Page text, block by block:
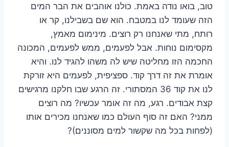
טוב, בואו נודה באמת. כולנו אוהבים את הבר המים
הזה שעומד לנו במטבח. הוא שם בשבילנו, קר או
רותח, מתי שאנחנו רק רוצים. מינימום מאמץ,
מקסימום נוחות. אבל לפעמים, ממש לפעמים, המכונה
החכמה הזו מחליטה שיש לה משהו להגיד לנו. והיא
אומרת את זה דרך קוד. ספציפית, לפעמים היא זורקת
לנו את קוד 36 המסתורי. זה הרגע שבו חלקנו מרגישים
קצת אבודים. רגע, מה זה אומר עכשיו? מה רוצים
ממני? האם זה סוף העולם כמו שאנחנו מכירים אותו
(לפחות בכל מה שקשור למים מסוננים)?